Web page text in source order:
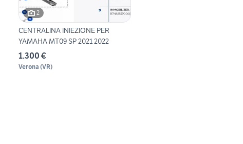
2
CENTRALINA INIEZIONE PER
YAMAHA MT09 SP 2021 2022
1.300 €
Verona (VR)